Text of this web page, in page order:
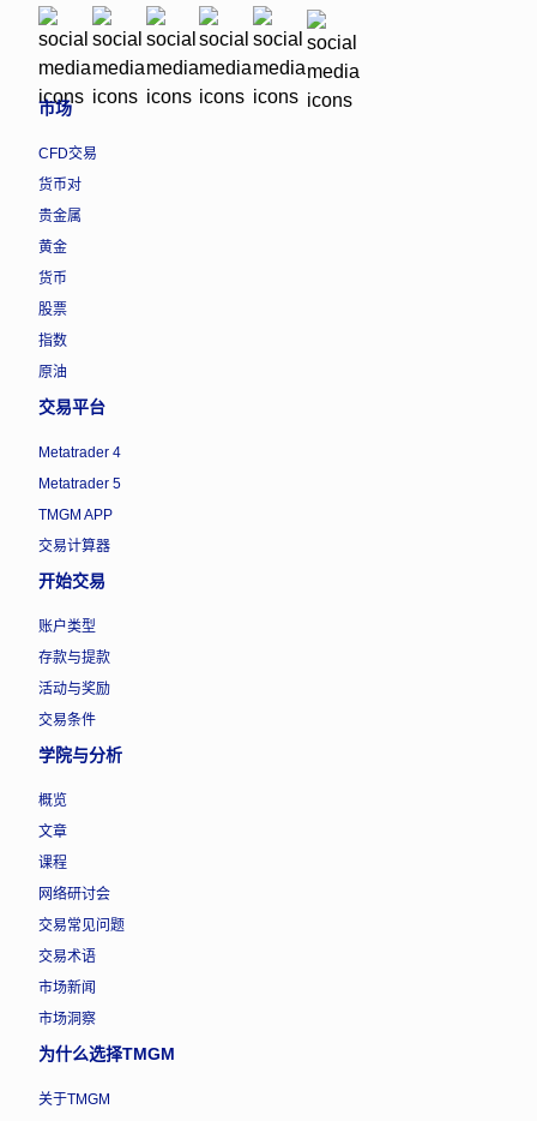
市场
CFD交易
货币对
贵金属
黄金
货币
股票
指数
原油
交易平台
Metatrader 4
Metatrader 5
TMGM APP
交易计算器
开始交易
账户类型
存款与提款
活动与奖励
交易条件
学院与分析
概览
文章
课程
网络研讨会
交易常见问题
交易术语
市场新闻
市场洞察
为什么选择TMGM
关于TMGM